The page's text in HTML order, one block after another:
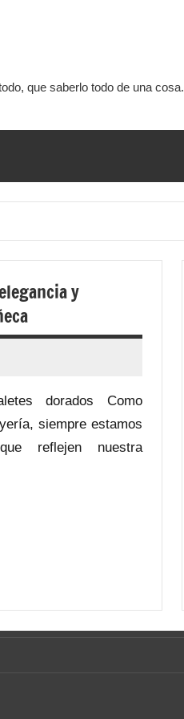
que saberlo todo de una cosa.
y
dorados Como
siempre estamos
reflejen nuestra